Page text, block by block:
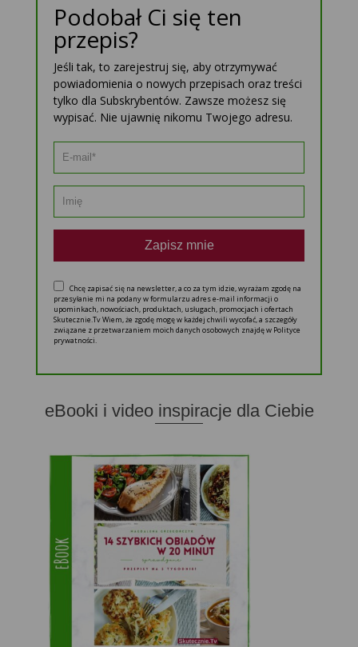
Podobał Ci się ten
przepis?
Jeśli tak, to zarejestruj się, aby otrzymywać
powiadomienia o nowych przepisach oraz treści
tylko dla Subskrybentów. Zawsze możesz się
wypisać. Nie ujawnię nikomu Twojego adresu.
Zapisz mnie
Chcę zapisać się na newsletter, a co za tym idzie, wyrażam zgodę na
przesyłanie mi na podany w formularzu adres e-mail informacji o
upominkach, nowościach, produktach, usługach, promocjach i ofertach
Skutecznie.Tv Wiem, że zgodę mogę w każdej chwili wycofać, a szczegóły
związane z przetwarzaniem moich danych osobowych znajdę w Polityce
prywatności.
eBooki i video inspiracje dla Ciebie